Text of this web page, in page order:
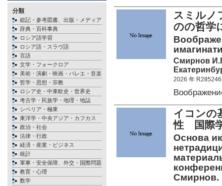
分類
総記・参考図書、出版・メディア
辞典・百科事典
ロシア語学習
ロシア語・スラヴ語
言語
文学・フォークロア
美術・演劇・映画・バレエ・音楽
哲学・思想・宗教
ロシア史・中東欧史・世界史
考古学・民族学・地理・地誌
シベリア・極東
東洋学・中央アジア・カフカス
政治・社会
法律・行政
経済・産業・ビジネス
統計
軍事・安全保障、外交・国際問題
教育・心理
数学
スミル
のの哲学
Смирнов
2026 年 R285246
イコンの
性 国際
Основа
Смирнов.